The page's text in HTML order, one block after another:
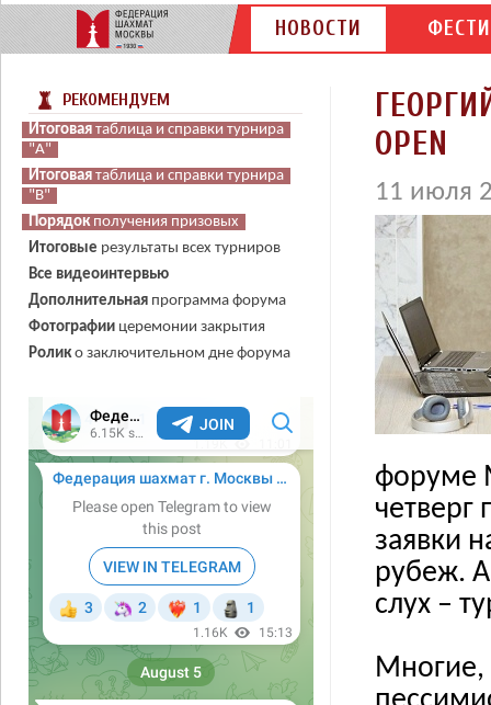
НОВОСТИ
РЕКОМЕНДУЕМ
Итоговая таблица и справки турнира
"А"
Итоговаятаблица и справки турнира
"А"
Итоговаятаблица и справки турнира
"А"
Итоговая таблица и справки турнира
"В"
Итоговаятаблица и справки турнира
"В"
Итоговаятаблица и справки турнира
"В"
Порядокполучения призовых
Порядокполучения призовых
Порядокполучения призовых
Итоговые результаты всех турниров
Все видеоинтервью
Дополнительная программа форума
Фотографии церемонии закрытия
Ролико заключительном дне форума
OPEN
11 июля
форуме
четверг
заявки
рубеж.
слух –
Многие,